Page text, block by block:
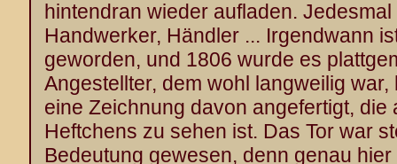
hintendran wieder aufladen.
Handwerker, Händler ... Irgendwann
geworden, und 1806 wurde es
Angestellter, dem wohl langweilig
eine Zeichnung davon angefertigt, die
Heftchens zu sehen ist. Das Tor war
Bedeutung gewesen, denn genau